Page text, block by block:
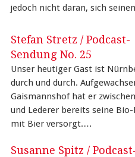
jedoch nicht daran, sich
Stefan Stretz / Podcast-
Sendung No. 25
Unser heutiger Gast ist
durch und durch.
Gaismannshof hat er
und Lederer bereits seine
mit Bier versorgt.…
Susanne Spitz /